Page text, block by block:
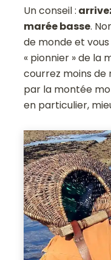
Un conseil :
marée basse.
de monde et
« pionnier » de la
courrez moins de
par la montée
en particulier,